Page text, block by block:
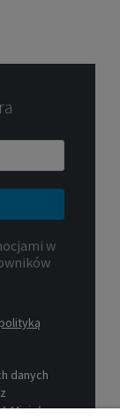
w
polityką
danych